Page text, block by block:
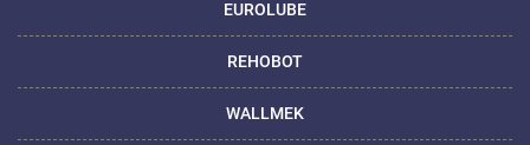
EUROLUBE
REHOBOT
WALLMEK